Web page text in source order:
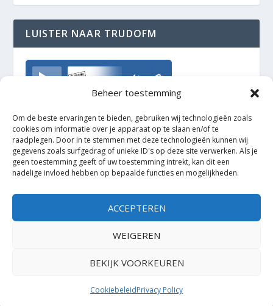
Beheer toestemming
Om de beste ervaringen te bieden, gebruiken wij technologieën zoals
cookies om informatie over je apparaat op te slaan en/of te
raadplegen. Door in te stemmen met deze technologieën kunnen wij
gegevens zoals surfgedrag of unieke ID's op deze site verwerken. Als je
geen toestemming geeft of uw toestemming intrekt, kan dit een
nadelige invloed hebben op bepaalde functies en mogelijkheden.
ACCEPTEREN
WEIGEREN
BEKIJK VOORKEUREN
CookiebeleidPrivacy Policy
LUISTER NAAR TRUDOFM
TrudoFM
Elegant Themes| Mogelijk gemaakt door